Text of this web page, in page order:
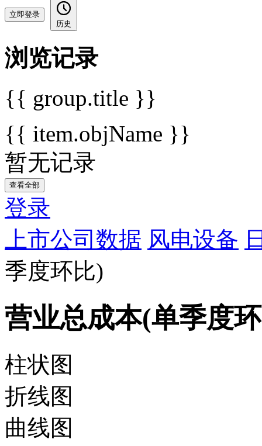
立即登录
历史
浏览记录
{{ group.title }}
{{ item.objName }}
暂无记录
查看全部
登录
上市公司数据 风电设备
季度环比)
营业总成本(单季度
柱状图
折线图
曲线图